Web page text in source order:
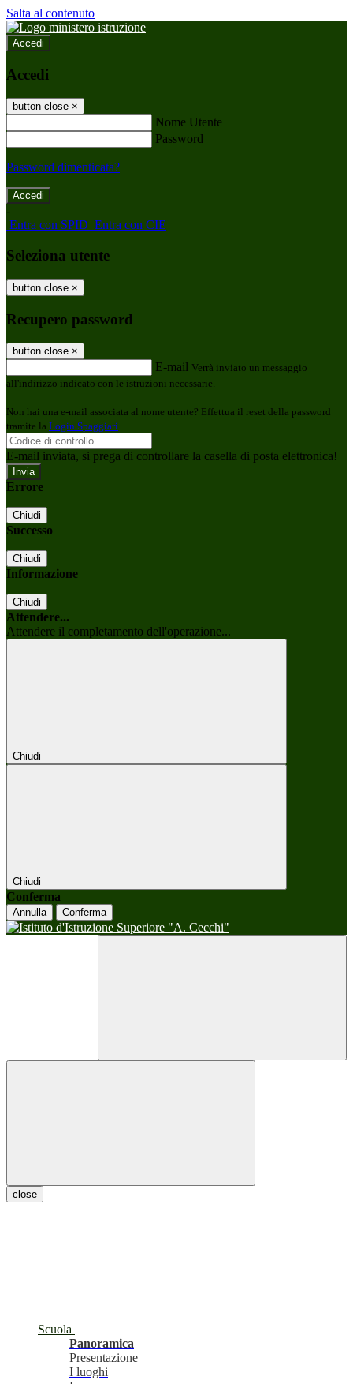
Salta al contenuto
Accedi
Accedi
button close ×
Nome Utente
Password
Password dimenticata?
-
Entra con SPID Entra con CIE
Seleziona utente
button close ×
Recupero password
button close ×
E-mail Verrà inviato un messaggio
all'indirizzo indicato con le istruzioni necessarie.
Non hai una e-mail associata al nome utente? Effettua il reset della password
tramite la Login Spaggiari
E-mail inviata, si prega di controllare la casella di posta elettronica!
Errore
Chiudi
Successo
Chiudi
Informazione
Chiudi
Attendere...
Attendere il completamento dell'operazione...
Chiudi
Chiudi
Conferma
Annulla Conferma
close
Scuola
Panoramica
Presentazione
I luoghi